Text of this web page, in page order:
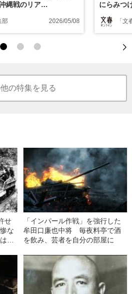
縄戦のリア
部 2026/05/08
にらみつ
る“沖縄
「
の特集を見る
せ
な
優
「インパール作戦」を強行した
牟田口廉也中将 毎夜料亭で酒
を飲み、芸者を自分の部屋に